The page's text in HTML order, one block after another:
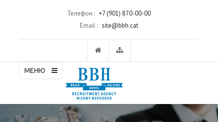
Телефон : +7 (901) 870-00-00
Email : site@bbh.cat
МЕНЮ